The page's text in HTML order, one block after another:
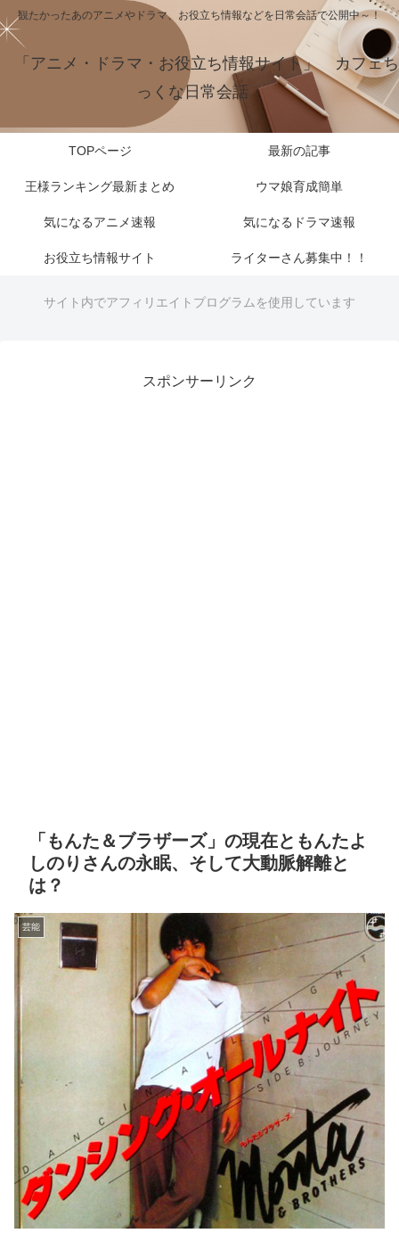
観たかったあのアニメやドラマ、お役立ち情報などを日常会話で公開中～！
「アニメ・ドラマ・お役立ち情報サイト」 カフェち
っくな日常会話
TOPページ 最新の記事
王様ランキング最新まとめ ウマ娘育成簡単
気になるアニメ速報 気になるドラマ速報
お役立ち情報サイト ライターさん募集中！！
サイト内でアフィリエイトプログラムを使用しています
スポンサーリンク
「もんた＆ブラザーズ」の現在ともんたよ
しのりさんの永眠、そして大動脈解離と
は？
芸能